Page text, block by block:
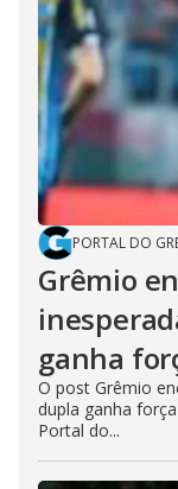
PORTAL DO
Grêmio
ganha
O post Grêmio
dupla ganha
Portal do...